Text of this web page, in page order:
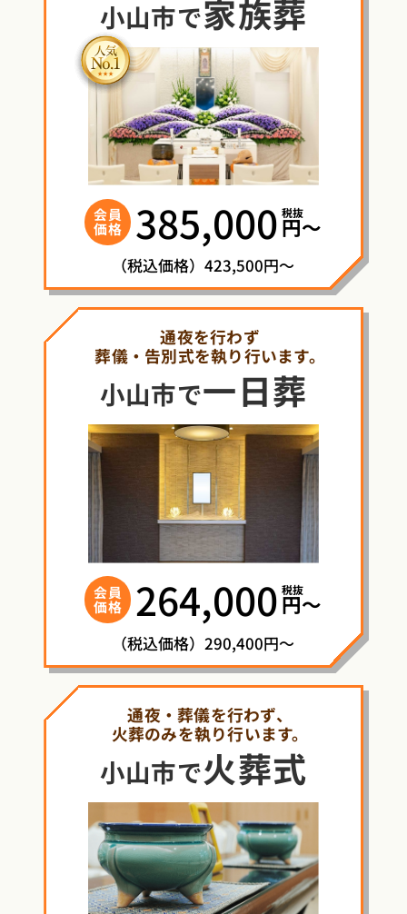
小山市で家族葬
会員
価格 385,000 税抜
円〜
（税込価格）423,500円～
通夜を行わず
葬儀・告別式を執り行います。
小山市で一日葬
会員
価格 264,000 税抜
円〜
（税込価格）290,400円～
通夜・葬儀を行わず、
火葬のみを執り行います。
小山市で火葬式